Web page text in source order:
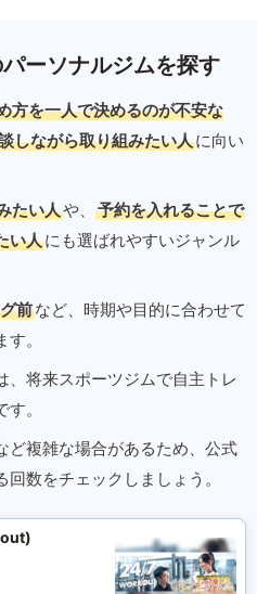
ーソナルジムを探す
方を一人で決めるのが不安な
しながら取り組みたい人に向い
たい人や、
予約を入れることで
い人にも選ばれやすいジャンル
前など、時期や目的に合わせて
。
、将来スポーツジムで自主トレ
。
ど複雑な場合があるため、公式
数をチェックしましょう。